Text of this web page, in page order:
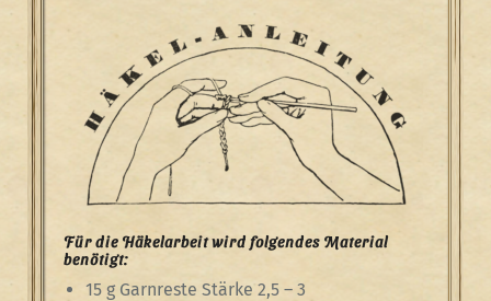
Für die Häkelarbeit wird folgendes Material
benötigt:
15 g Garnreste Stärke 2,5 – 3